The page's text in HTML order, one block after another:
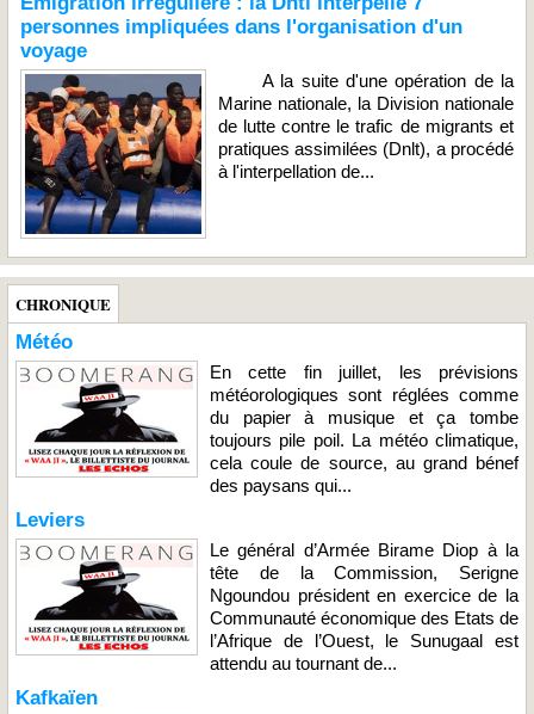
personnes impliquées dans l'organisation d'un
voyage
A la suite d'une opération de la
Marine nationale, la Division nationale
de lutte contre le trafic de migrants et
pratiques assimilées (Dnlt), a procédé
à l'interpellation de...
CHRONIQUE
Météo
En cette fin juillet, les prévisions
météorologiques sont réglées comme
du papier à musique et ça tombe
toujours pile poil. La météo climatique,
cela coule de source, au grand bénef
des paysans qui...
Leviers
Le général d’Armée Birame Diop à la
tête de la Commission, Serigne
Ngoundou président en exercice de la
Communauté économique des Etats de
l’Afrique de l’Ouest, le Sunugaal est
attendu au tournant de...
Kafkaïen